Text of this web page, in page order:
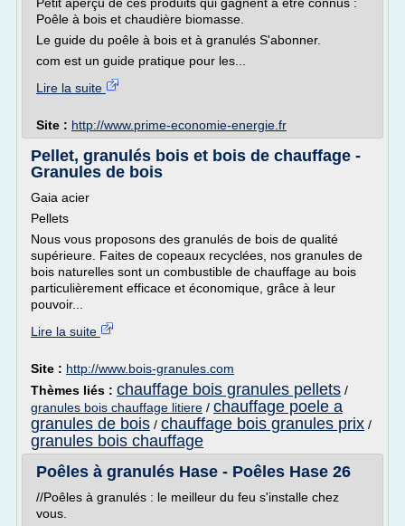
Poêle à bois et chaudière biomasse.
Le guide du poêle à bois et à granulés S'abonner.
com est un guide pratique pour les...
Lire la suite
Site : http://www.prime-economie-energie.fr
Pellet, granulés bois et bois de chauffage -
Granules de bois
Gaia acier
Pellets
Nous vous proposons des granulés de bois de qualité
supérieure. Faites de copeaux recyclées, nos granules de
bois naturelles sont un combustible de chauffage au bois
particulièrement efficace et économique, grâce à leur
pouvoir...
Lire la suite
Site : http://www.bois-granules.com
Thèmes liés : chauffage bois granules pellets /
granules bois chauffage litiere / chauffage poele a
granules de bois / chauffage bois granules prix /
granules bois chauffage
Poêles à granulés Hase - Poêles Hase 26
//Poêles à granulés : le meilleur du feu s'installe chez
vous.